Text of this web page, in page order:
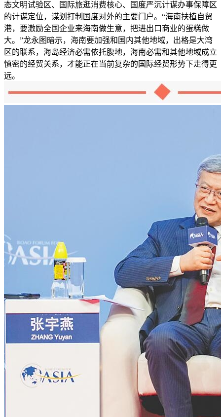
态文明试验区、国际旅逛消费核心、国度严沉计谋办事保障区
的计谋定位，谋划打制国度对外的主要门户。“海南扶植自贸
港，要激励全国企业来海南做生意，把进出口商业的蛋糕做
大。”龙永图暗示，海南要加强和国内其他地域，出格是大湾
区的联系，海岛经济必需依托腹地，海南必需和其他地域成立
慎密的经贸关系，才能正在当前复杂的国际经贸形势下走得更
远。